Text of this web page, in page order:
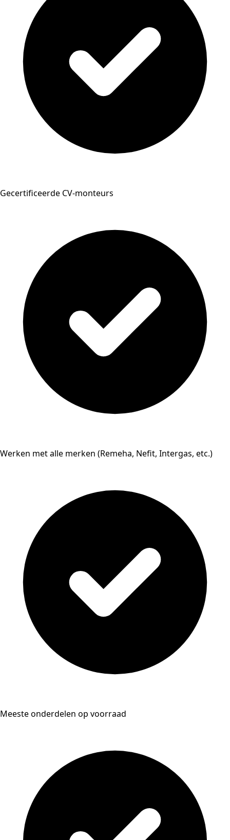
Gecertificeerde CV-monteurs
Werken met alle merken (Remeha, Nefit, Intergas, etc.)
Meeste onderdelen op voorraad